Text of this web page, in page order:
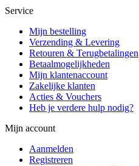
Service
Mijn bestelling
Verzending & Levering
Retouren & Terugbetalingen
Betaalmogelijkheden
Mijn klantenaccount
Zakelijke klanten
Acties & Vouchers
Heb je verdere hulp nodig?
Mijn account
Aanmelden
Registreren